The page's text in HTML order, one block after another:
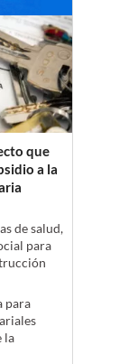
que
a la
de salud,
para
para
la